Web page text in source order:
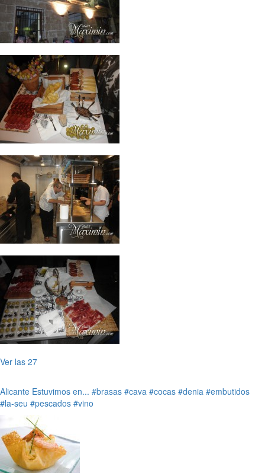
Ver las 27
Alicante Estuvimos en... #brasas #cava #cocas #denia #embutidos
#la-seu #pescados #vino